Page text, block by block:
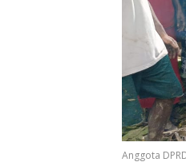
Anggota